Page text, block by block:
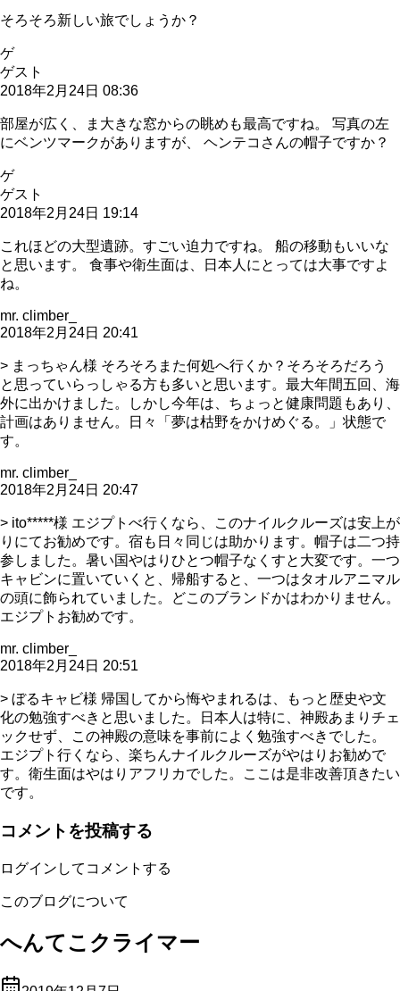
そろそろ新しい旅でしょうか？
ゲ
ゲスト
2018年2月24日 08:36
部屋が広く、ま大きな窓からの眺めも最高ですね。 写真の左
にベンツマークがありますが、 ヘンテコさんの帽子ですか？
ゲ
ゲスト
2018年2月24日 19:14
これほどの大型遺跡。すごい迫力ですね。 船の移動もいいな
と思います。 食事や衛生面は、日本人にとっては大事ですよ
ね。
mr. climber_
2018年2月24日 20:41
> まっちゃん様 そろそろまた何処へ行くか？そろそろだろう
と思っていらっしゃる方も多いと思います。最大年間五回、海
外に出かけました。しかし今年は、ちょっと健康問題もあり、
計画はありません。日々「夢は枯野をかけめぐる。」状態で
す。
mr. climber_
2018年2月24日 20:47
> ito*****様 エジプトべ行くなら、このナイルクルーズは安上が
りにてお勧めです。宿も日々同じは助かります。帽子は二つ持
参しました。暑い国やはりひとつ帽子なくすと大変です。一つ
キャビンに置いていくと、帰船すると、一つはタオルアニマル
の頭に飾られていました。どこのブランドかはわかりません。
エジプトお勧めです。
mr. climber_
2018年2月24日 20:51
> ぼるキャビ様 帰国してから悔やまれるは、もっと歴史や文
化の勉強すべきと思いました。日本人は特に、神殿あまりチェ
ックせず、この神殿の意味を事前によく勉強すべきでした。
エジプト行くなら、楽ちんナイルクルーズがやはりお勧めで
す。衛生面はやはりアフリカでした。ここは是非改善頂きたい
です。
コメントを投稿する
ログインしてコメントする
このブログについて
へんてこクライマー